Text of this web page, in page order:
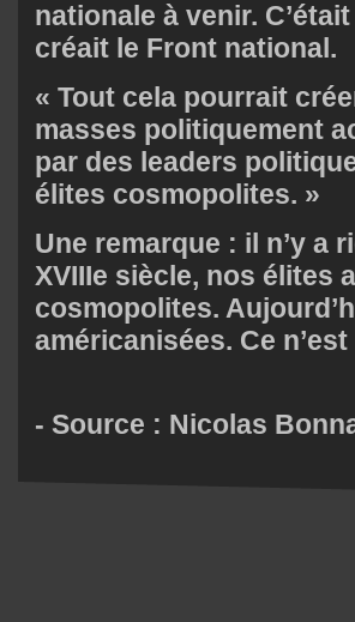
nationale à venir.
créait le Front national.
« Tout cela pourrait
masses politiquement
par des leaders
élites cosmopolites. »
Une remarque : il n’y a
XVIIIe siècle, nos élites
cosmopolites.
américanisées. Ce
- Source : Nicolas